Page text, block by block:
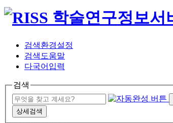
검색환경설정
검색도움말
다국어입력
검색
상세검색